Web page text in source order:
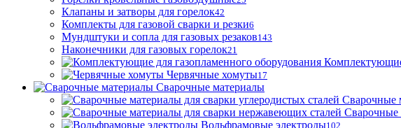
Клапаны и затворы для горелок42
Комплекты для газовой сварки и резки6
Мундштуки и сопла для газовых резаков143
Наконечники для газовых горелок21
Червячные хомуты17
Сварочные материалы
Сварочные
Сварочные
Вольфрамовые электроды102